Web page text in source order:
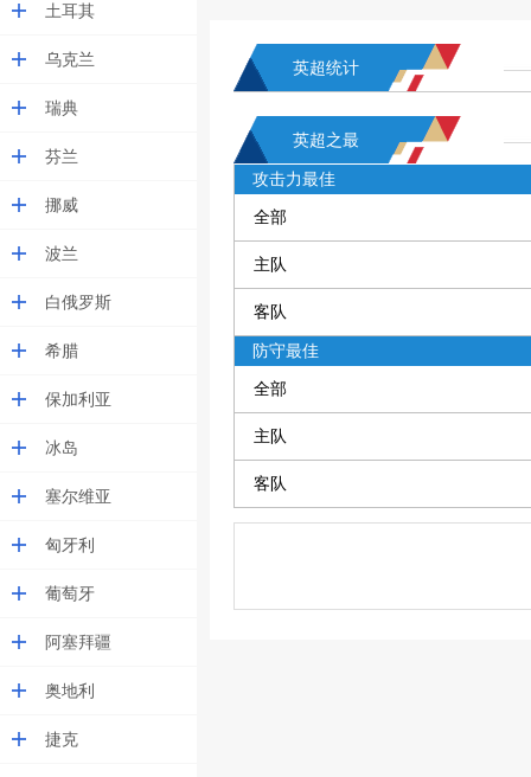
土耳其
乌克兰
瑞典
芬兰
挪威
波兰
白俄罗斯
希腊
保加利亚
冰岛
塞尔维亚
匈牙利
葡萄牙
阿塞拜疆
奥地利
捷克
英超统计
英超之最
攻击力最佳
全部
主队
客队
防守最佳
全部
主队
客队